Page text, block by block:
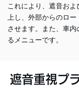
これにより、遮音お
上し、外部からのロ
させます。また、車
るメニューです。
遮音重視プ